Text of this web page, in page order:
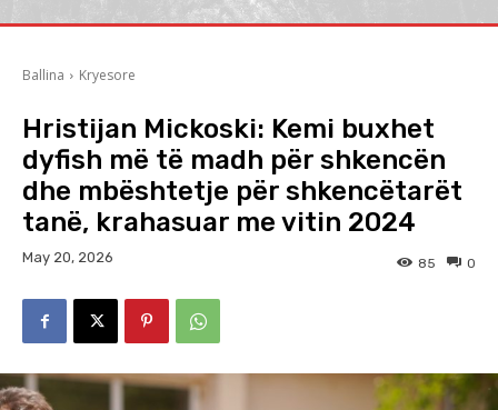
Ballina Kryesore
Hristijan Mickoski: Kemi buxhet
dyfish më të madh për shkencën
dhe mbështetje për shkencëtarët
tanë, krahasuar me vitin 2024
May 20, 2026 0
85